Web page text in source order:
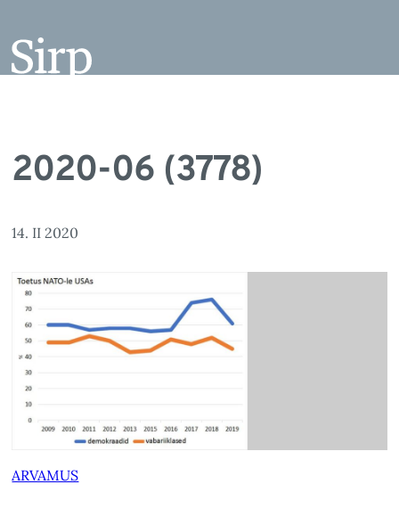
2020-06 (3778)
14. II 2020
ARVAMUS